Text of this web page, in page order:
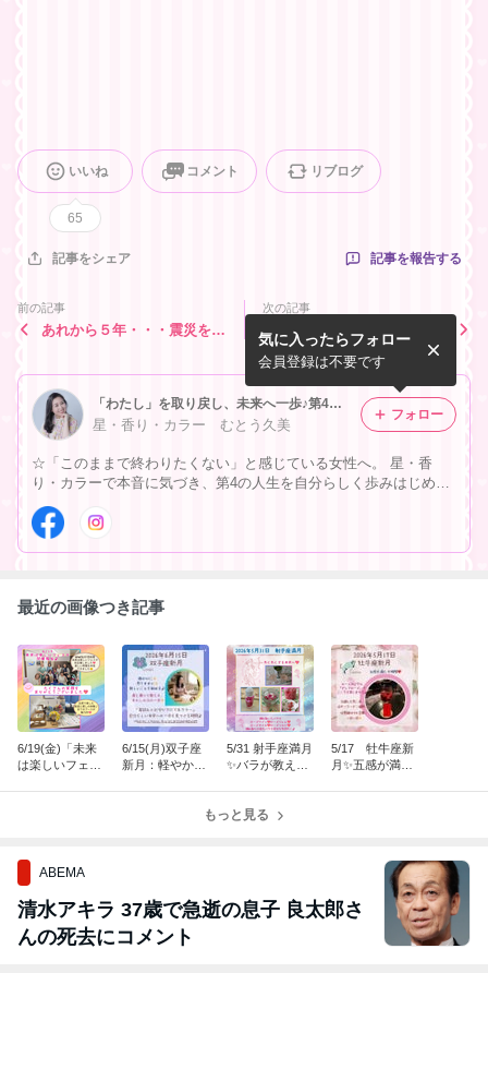
いいね
65
コメント リブログ
記事をシェア 記事を報告する
前の記事
あれから５年・・・震災を免
次の記事
オーガニック精油１００％で
作るオンリーワン香水♡
「わたし」を取り戻し、未来へ一歩♪第4の人生をひらく✨
星・香り・カラー むとう久美
☆「このままで終わりたくない」と感じている女性へ。 星・香
り・カラーで本音に気づき、第4の人生を自分らしく歩みはじめる
サポートをしています。
気に入ったらフォロー
会員登録は不要です
フォロー
最近の画像つき記事
6/19(金)「未来
は楽しいフェス
6/15(月)双子座
新月：軽やか
5/31 射手座満月
✨バラが教えて
わくわくする未
5/17 牡牛座新
月✨五感が満た
もっと見る
ABEMA
清水アキラ 37歳で急逝の息子 良太郎さ
んの死去にコメント